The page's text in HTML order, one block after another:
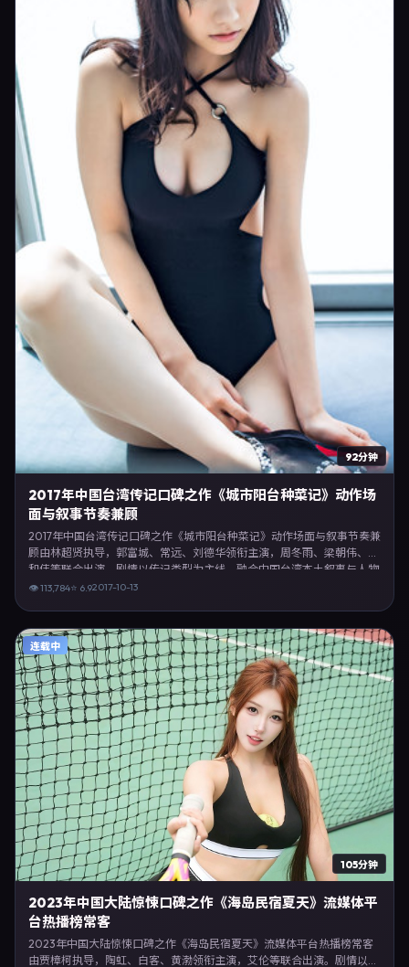
92分钟
2017年中国台湾传记口碑之作《城市阳台种菜记》动作场
面与叙事节奏兼顾
2017年中国台湾传记口碑之作《城市阳台种菜记》动作场面与叙事节奏兼
顾由林超贤执导，郭富城、常远、刘德华领衔主演，周冬雨、梁朝伟、于
和伟等联合出演。剧情以传记类型为主线，融合中国台湾本土叙事与人物
弧光，适合检索「传记电影 中国台湾 林超贤 郭富城」等关键词的观众。
题策划的引用素材。
👁113,784⭐ 6.92017-10-13
连载中
105分钟
2023年中国大陆惊悚口碑之作《海岛民宿夏天》流媒体平
台热播榜常客
2023年中国大陆惊悚口碑之作《海岛民宿夏天》流媒体平台热播榜常客
由贾樟柯执导，陶虹、白客、黄渤领衔主演，艾伦等联合出演。剧情以惊